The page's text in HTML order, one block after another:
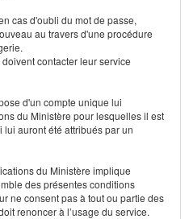
cas d'oubli du mot de passe,
au travers d'une procédure
contacter leur service
d'un compte unique lui
du Ministère pour lesquelles il est
auront été attribués par un
du Ministère implique
des présentes conditions
ne consent pas à tout ou partie des
renoncer à l’usage du service.